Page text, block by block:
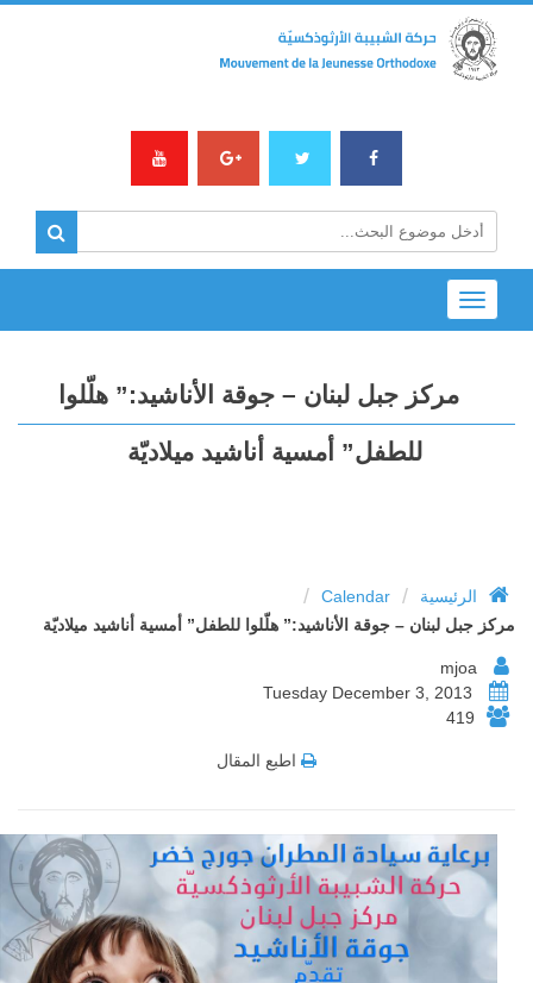
Toggle
navigation
مركز جبل لبنان – جوقة الأناشيد:” هلّلوا
للطفل” أمسية أناشيد ميلاديّة
الرئيسية /
Calendar
/
مركز جبل لبنان – جوقة الأناشيد:” هلّلوا للطفل” أمسية أناشيد ميلاديّة
419
اطبع المقال